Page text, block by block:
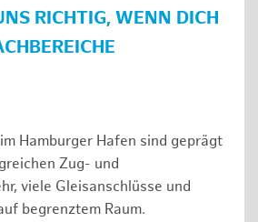
RICHTIG, WENN DICH
Hamburger Hafen sind geprägt
Zug- und
viele Gleisanschlüsse und
begrenztem Raum.